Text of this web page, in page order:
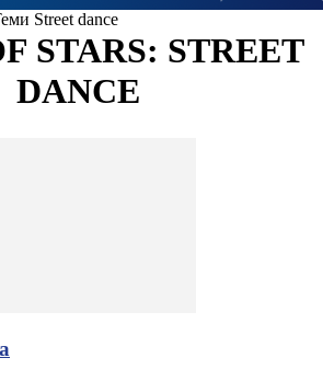
Street dance
STARS: STREET
DANCE